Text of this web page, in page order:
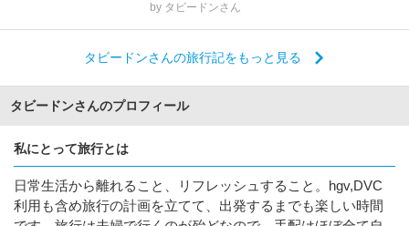
by タビードンさん
タビードンさんの旅行記をもっと見る
タビードンさんのプロフィール
私にとって旅行とは
日常生活から離れること、リフレッシュすること。hgv,DVC
利用も含め旅行の計画を立てて、出発するまでも楽しい時間